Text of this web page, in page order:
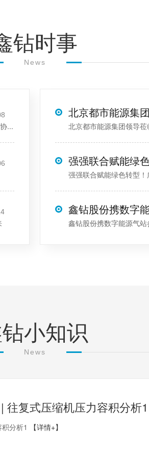
钻时事
News
... 北京都市能源集团领导
强强联合赋能绿色转型
鑫钻股份携数字能源气
小知识
News
往复式压缩机压力容积分析1
分析1 【详情+】